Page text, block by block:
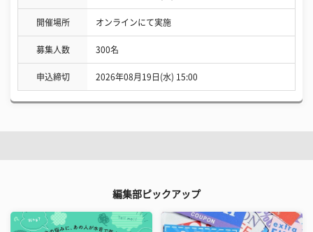
開催場所 オンラインにて実施
募集人数 300名
申込締切 2026年08月19日(水) 15:00
編集部ピックアップ